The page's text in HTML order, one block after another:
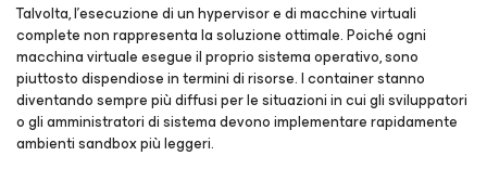
Talvolta, l'esecuzione di un hypervisor e di macchine virtuali
complete non rappresenta la soluzione ottimale. Poiché ogni
macchina virtuale esegue il proprio sistema operativo, sono
piuttosto dispendiose in termini di risorse. I container stanno
diventando sempre più diffusi per le situazioni in cui gli sviluppatori
o gli amministratori di sistema devono implementare rapidamente
ambienti sandbox più leggeri.